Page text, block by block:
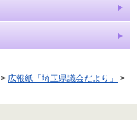
> 広報紙「埼玉県議会だより」
>